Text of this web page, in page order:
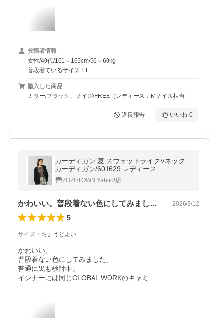
投稿者情報
女性/40代/161～165cm/56～60kg
普段着ているサイズ：L
購入した商品
カラー/ブラック、サイズ/FREE（レディース：Mサイズ相当）
違反報告 いいね 0
カーディガン 夏 スウェットライクVネック
カーディガン/601629 レディース
ZOZOTOWN Yahoo!店
かわいい。普段着ない色にしてみました。… 2026/3/12
5
サイズ ： ちょうどよい
かわいい。
普段着ない色にしてみました。
普通に黒も検討中。
インナーには同じGLOBAL WORKのキャミ